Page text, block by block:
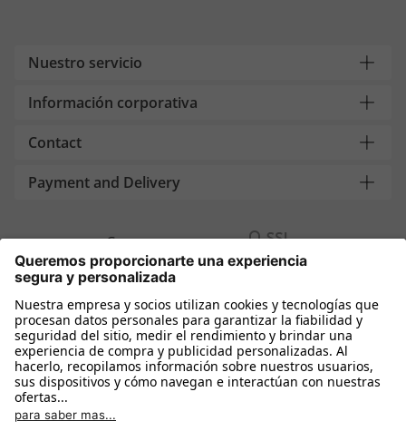
Nuestro servicio
Información corporativa
Contact
Payment and Delivery
Compra segura con
Más tiendas online
España